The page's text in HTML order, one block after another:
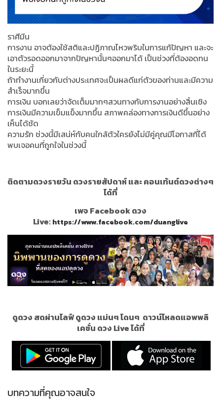
ราศีมีน
การงาน อาจต้องใช้สติและปฏิภาณไหวพริบในการแก้ปัญหา และจะ
เอาตัวรอดออกมาจากปัญหานั้นๆออกมาได้ เป็นช่วงที่ต้องอดทน
ในระยะนี้
ถ้าทำงานเกี่ยวกับต่างประเทศจะเป็นผลดีแก่ตัวของท่านและมีความ
สำเร็จมากขึ้น
การเงิน บอกเลยว่าจัดเต็มมากๆสวนทางกับการงานอย่างสิ้นเชิง
การเงินมีความเข็มแข็งมากขึ้น สภาพคล่องทางการเงินดีขึ้นอย่าง
เห็นได้ชัด
ความรัก ช่วงนี้มีเสน่ห์กับคนใกล้ตัวใครยังไม่มีคู่คุณมีโอกาสที่ได้
พบเจอคนที่ถูกใจในช่วงนี้
ติดตามดวงรายวัน ดวงรายสัปดาห์ และ คอนเท้นต์ดวงต่างๆ
ได้ที่
เพจ Facebook ดวง
Live:https://www.facebook.com/duanglive
ดูดวง สดผ่านไลฟ์ ดูดวง แม่นๆ โดนๆ ดาวน์โหลดแอพพลิ
เคชั่น ดวง Live ได้ที่
บทความที่คุณอาจสนใจ